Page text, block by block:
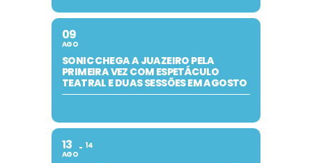
09
AGO
SONIC CHEGA A JUAZEIRO PELA
PRIMEIRA VEZ COM ESPETÁCULO
TEATRAL E DUAS SESSÕES EM AGOSTO
13
AGO
14